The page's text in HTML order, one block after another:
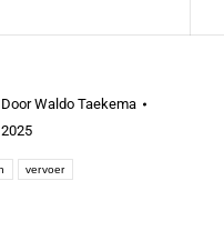
DoorWaldo Taekema
vervoer